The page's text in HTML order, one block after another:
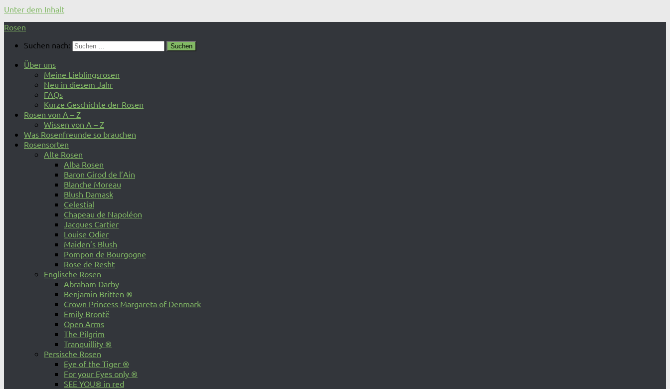
Unter dem Inhalt
Rosen
Suchen nach:
Über uns
Meine Lieblingsrosen
Neu in diesem Jahr
FAQs
Kurze Geschichte der Rosen
Rosen von A – Z
Wissen von A – Z
Was Rosenfreunde so brauchen
Rosensorten
Alte Rosen
Alba Rosen
Baron Girod de l’Ain
Blanche Moreau
Blush Damask
Celestial
Chapeau de Napoléon
Jacques Cartier
Louise Odier
Maiden’s Blush
Pompon de Bourgogne
Rose de Resht
Englische Rosen
Abraham Darby
Benjamin Britten ®
Crown Princess Margareta of Denmark
Emily Brontë
Open Arms
The Pilgrim
Tranquillity ®
Persische Rosen
Eye of the Tiger ®
For your Eyes only ®
SEE YOU® in red